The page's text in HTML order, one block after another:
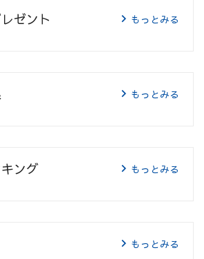
ゼント もっとみる
もっとみる
ング もっとみる
もっとみる